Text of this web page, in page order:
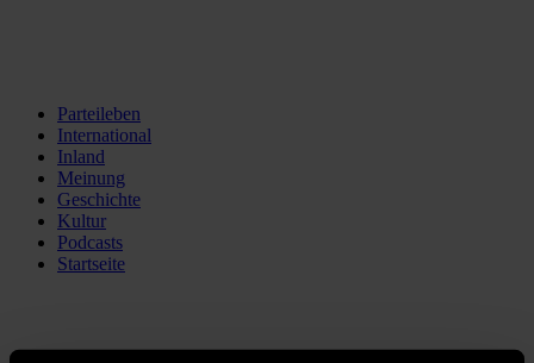
Parteileben
International
Inland
Meinung
Geschichte
Kultur
Podcasts
Startseite